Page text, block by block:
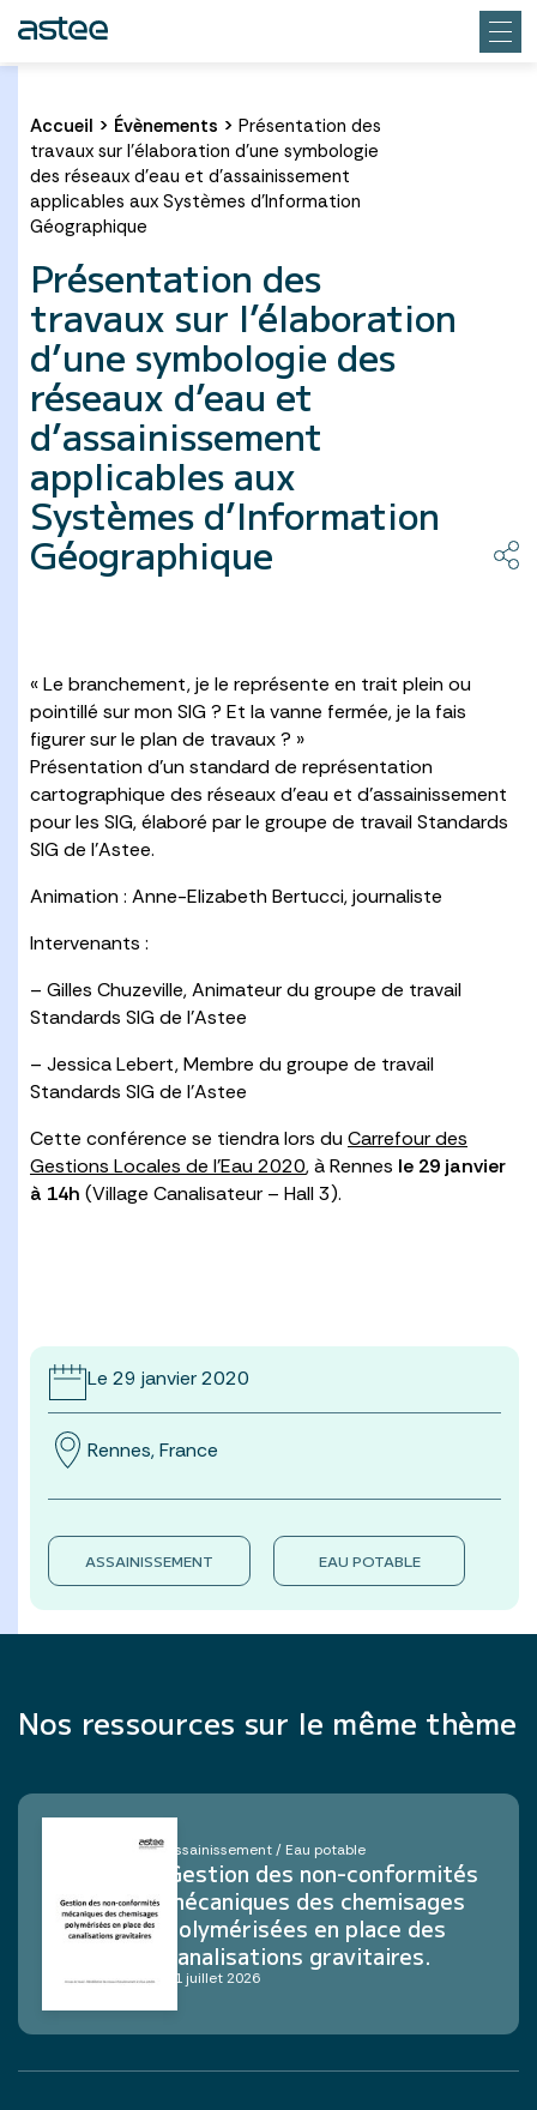
Accueil > Évènements > Présentation des
travaux sur l’élaboration d’une symbologie
des réseaux d’eau et d’assainissement
applicables aux Systèmes d’Information
Géographique
Présentation des
travaux sur l’élaboration
d’une symbologie des
réseaux d’eau et
d’assainissement
applicables aux
Systèmes d’Information
Géographique
« Le branchement, je le représente en trait plein ou
pointillé sur mon SIG ? Et la vanne fermée, je la fais
figurer sur le plan de travaux ? »
Présentation d’un standard de représentation
cartographique des réseaux d’eau et d’assainissement
pour les SIG, élaboré par le groupe de travail Standards
SIG de l’Astee.
Animation : Anne-Elizabeth Bertucci, journaliste
Intervenants :
– Gilles Chuzeville, Animateur du groupe de travail
Standards SIG de l’Astee
– Jessica Lebert, Membre du groupe de travail
Standards SIG de l’Astee
Cette conférence se tiendra lors du Carrefour des
Gestions Locales de l’Eau 2020, à Rennes le 29 janvier
à 14h (Village Canalisateur – Hall 3).
Le 29 janvier 2020
Rennes, France
ASSAINISSEMENT EAU POTABLE
Nos ressources sur le même thème
Assainissement / Eau potable
Gestion des non-conformités
mécaniques des chemisages
polymérisées en place des
canalisations gravitaires.
21 juillet 2026